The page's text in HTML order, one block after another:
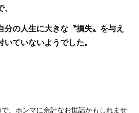
分の人生に大きな〝損失〟を与え
ていないようでした。
、ホンマに余計なお世話かもしれませ